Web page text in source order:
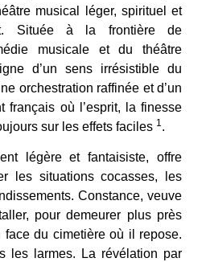
musical léger, spirituel et
Située à la frontière de
musicale et du théâtre
d’un sens irrésistible du
orchestration raffinée et d’un
français où l’esprit, la finesse
sur les effets faciles 1.
légère et fantaisiste, offre
les situations cocasses, les
Constance, veuve
pour demeurer plus près
du cimetière où il repose.
les larmes. La révélation par